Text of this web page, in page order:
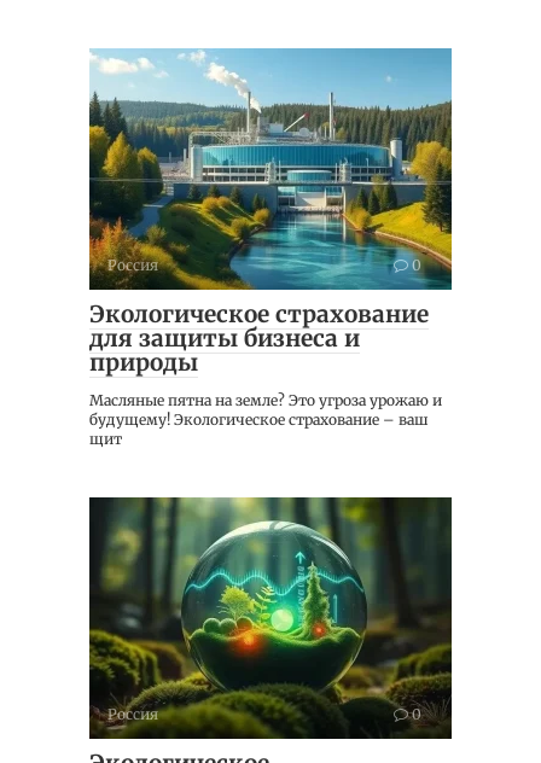
Россия 0
Экологическое страхование
для защиты бизнеса и
природы
Масляные пятна на земле? Это угроза урожаю и
будущему! Экологическое страхование – ваш
щит
Россия 0